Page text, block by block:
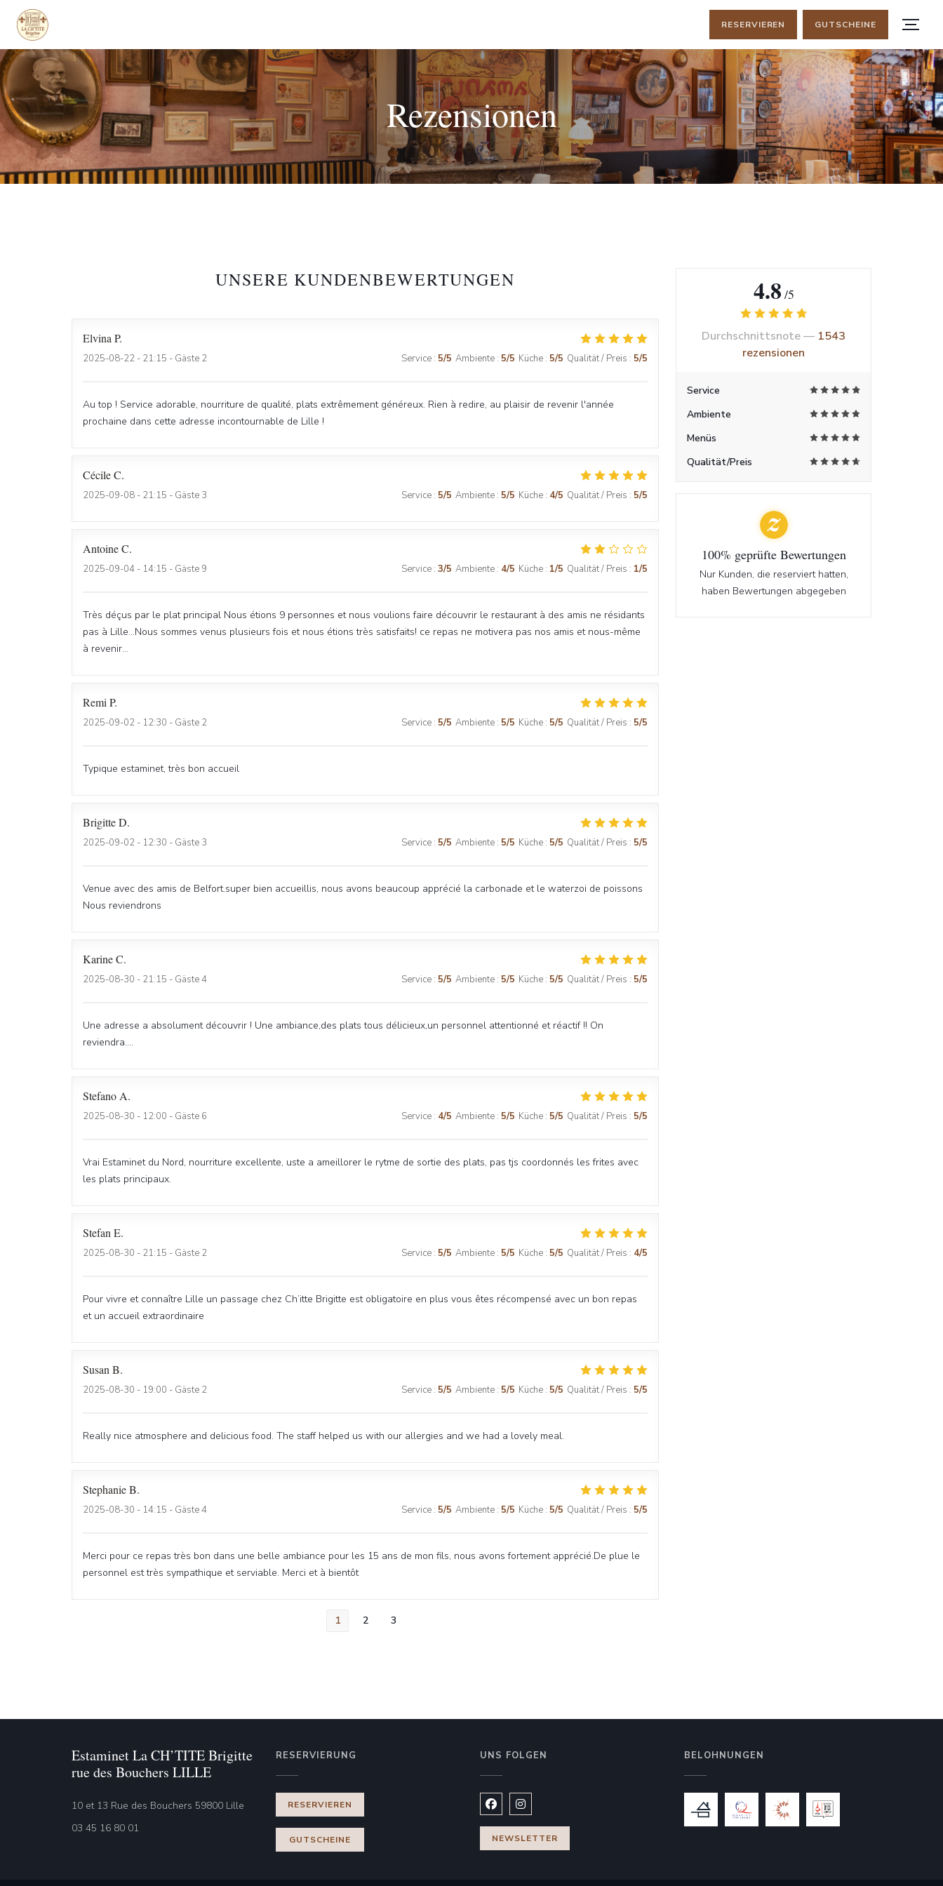
RESERVIEREN GUTSCHEINE
Rezensionen
UNSERE KUNDENBEWERTUNGEN
Elvina P
2025-08-22 - 21:15 - Gäste 2 Service : 5/5 Ambiente : 5/5 Küche : 5/5 Qualität / Preis : 5/5
Au top ! Service adorable, nourriture de qualité, plats extrêmement généreux. Rien à redire, au plaisir de revenir l'année
prochaine dans cette adresse incontournable de Lille !
CécileC
2025-09-08 - 21:15 - Gäste 3 Service : 5/5 Ambiente : 5/5 Küche : 4/5 Qualität / Preis : 5/5
AntoineC
2025-09-04 - 14:15 - Gäste 9 Service : 3/5 Ambiente : 4/5 Küche : 1/5 Qualität / Preis : 1/5
Très déçus par le plat principal Nous étions 9 personnes et nous voulions faire découvrir le restaurant à des amis ne résidants
pas à Lille...Nous sommes venus plusieurs fois et nous étions très satisfaits! ce repas ne motivera pas nos amis et nous-même
à revenir...
Remi P
2025-09-02 - 12:30 - Gäste 2 Service : 5/5 Ambiente : 5/5 Küche : 5/5 Qualität / Preis : 5/5
Typique estaminet, très bon accueil
BrigitteD
2025-09-02 - 12:30 - Gäste 3 Service : 5/5 Ambiente : 5/5 Küche : 5/5 Qualität / Preis : 5/5
Venue avec des amis de Belfort.super bien accueillis, nous avons beaucoup apprécié la carbonade et le waterzoi de poissons
Nous reviendrons
KarineC
2025-08-30 - 21:15 - Gäste 4 Service : 5/5 Ambiente : 5/5 Küche : 5/5 Qualität / Preis : 5/5
Une adresse a absolument découvrir ! Une ambiance,des plats tous délicieux,un personnel attentionné et réactif !! On
reviendra....
Stefano A
2025-08-30 - 12:00 - Gäste 6 Service : 4/5 Ambiente : 5/5 Küche : 5/5 Qualität / Preis : 5/5
Vrai Estaminet du Nord, nourriture excellente, uste a ameillorer le rytme de sortie des plats, pas tjs coordonnés les frites avec
les plats principaux.
Stefan E
2025-08-30 - 21:15 - Gäste 2 Service : 5/5 Ambiente : 5/5 Küche : 5/5 Qualität / Preis : 4/5
Pour vivre et connaître Lille un passage chez Ch’itte Brigitte est obligatoire en plus vous êtes récompensé avec un bon repas
et un accueil extraordinaire
Susan B
2025-08-30 - 19:00 - Gäste 2 Service : 5/5 Ambiente : 5/5 Küche : 5/5 Qualität / Preis : 5/5
Really nice atmosphere and delicious food. The staff helped us with our allergies and we had a lovely meal.
StephanieB
2025-08-30 - 14:15 - Gäste 4 Service : 5/5 Ambiente : 5/5 Küche : 5/5 Qualität / Preis : 5/5
Merci pour ce repas très bon dans une belle ambiance pour les 15 ans de mon fils, nous avons fortement apprécié.De plue le
personnel est très sympathique et serviable. Merci et à bientôt
1 2 3
4.8 /5
Durchschnittsnote — 1543
rezensionen
Service
Ambiente
Menüs
Qualität/Preis
100% geprüfte Bewertungen
Nur Kunden, die reserviert hatten,
haben Bewertungen abgegeben
Estaminet La CH’TITE Brigitte
rue des Bouchers LILLE
10 et 13 Rue des Bouchers 59800 Lille ((öffnet ein neues Fenster))
03 45 16 80 01
RESERVIERUNG
RESERVIEREN
GUTSCHEINE
UNS FOLGEN
Facebook ((öffnet ein neues Fenster))
Instagram ((öffnet ein neues Fenster))
NEWSLETTER
BELOHNUNGEN